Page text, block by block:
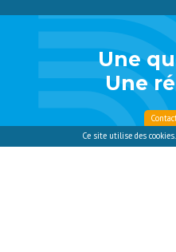
Une
Une
Ce site utilise des cookies.